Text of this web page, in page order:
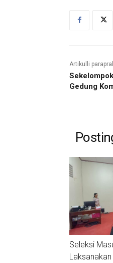
Artikulli
Gedung
Seleksi